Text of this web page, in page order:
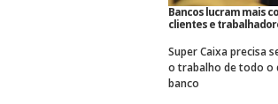
Bancos lucram mais
clientes e
Super Caixa precisa
o trabalho de todo o
banco